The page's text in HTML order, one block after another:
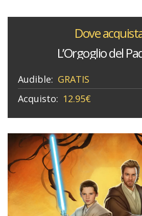
Dove
L’Orgoglio del
Audible: GRATIS
Acquisto: 12.95€